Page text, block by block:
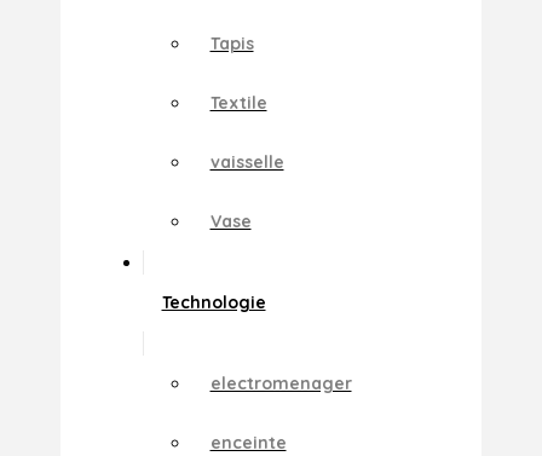
Tapis
Textile
vaisselle
Vase
Technologie
electromenager
enceinte